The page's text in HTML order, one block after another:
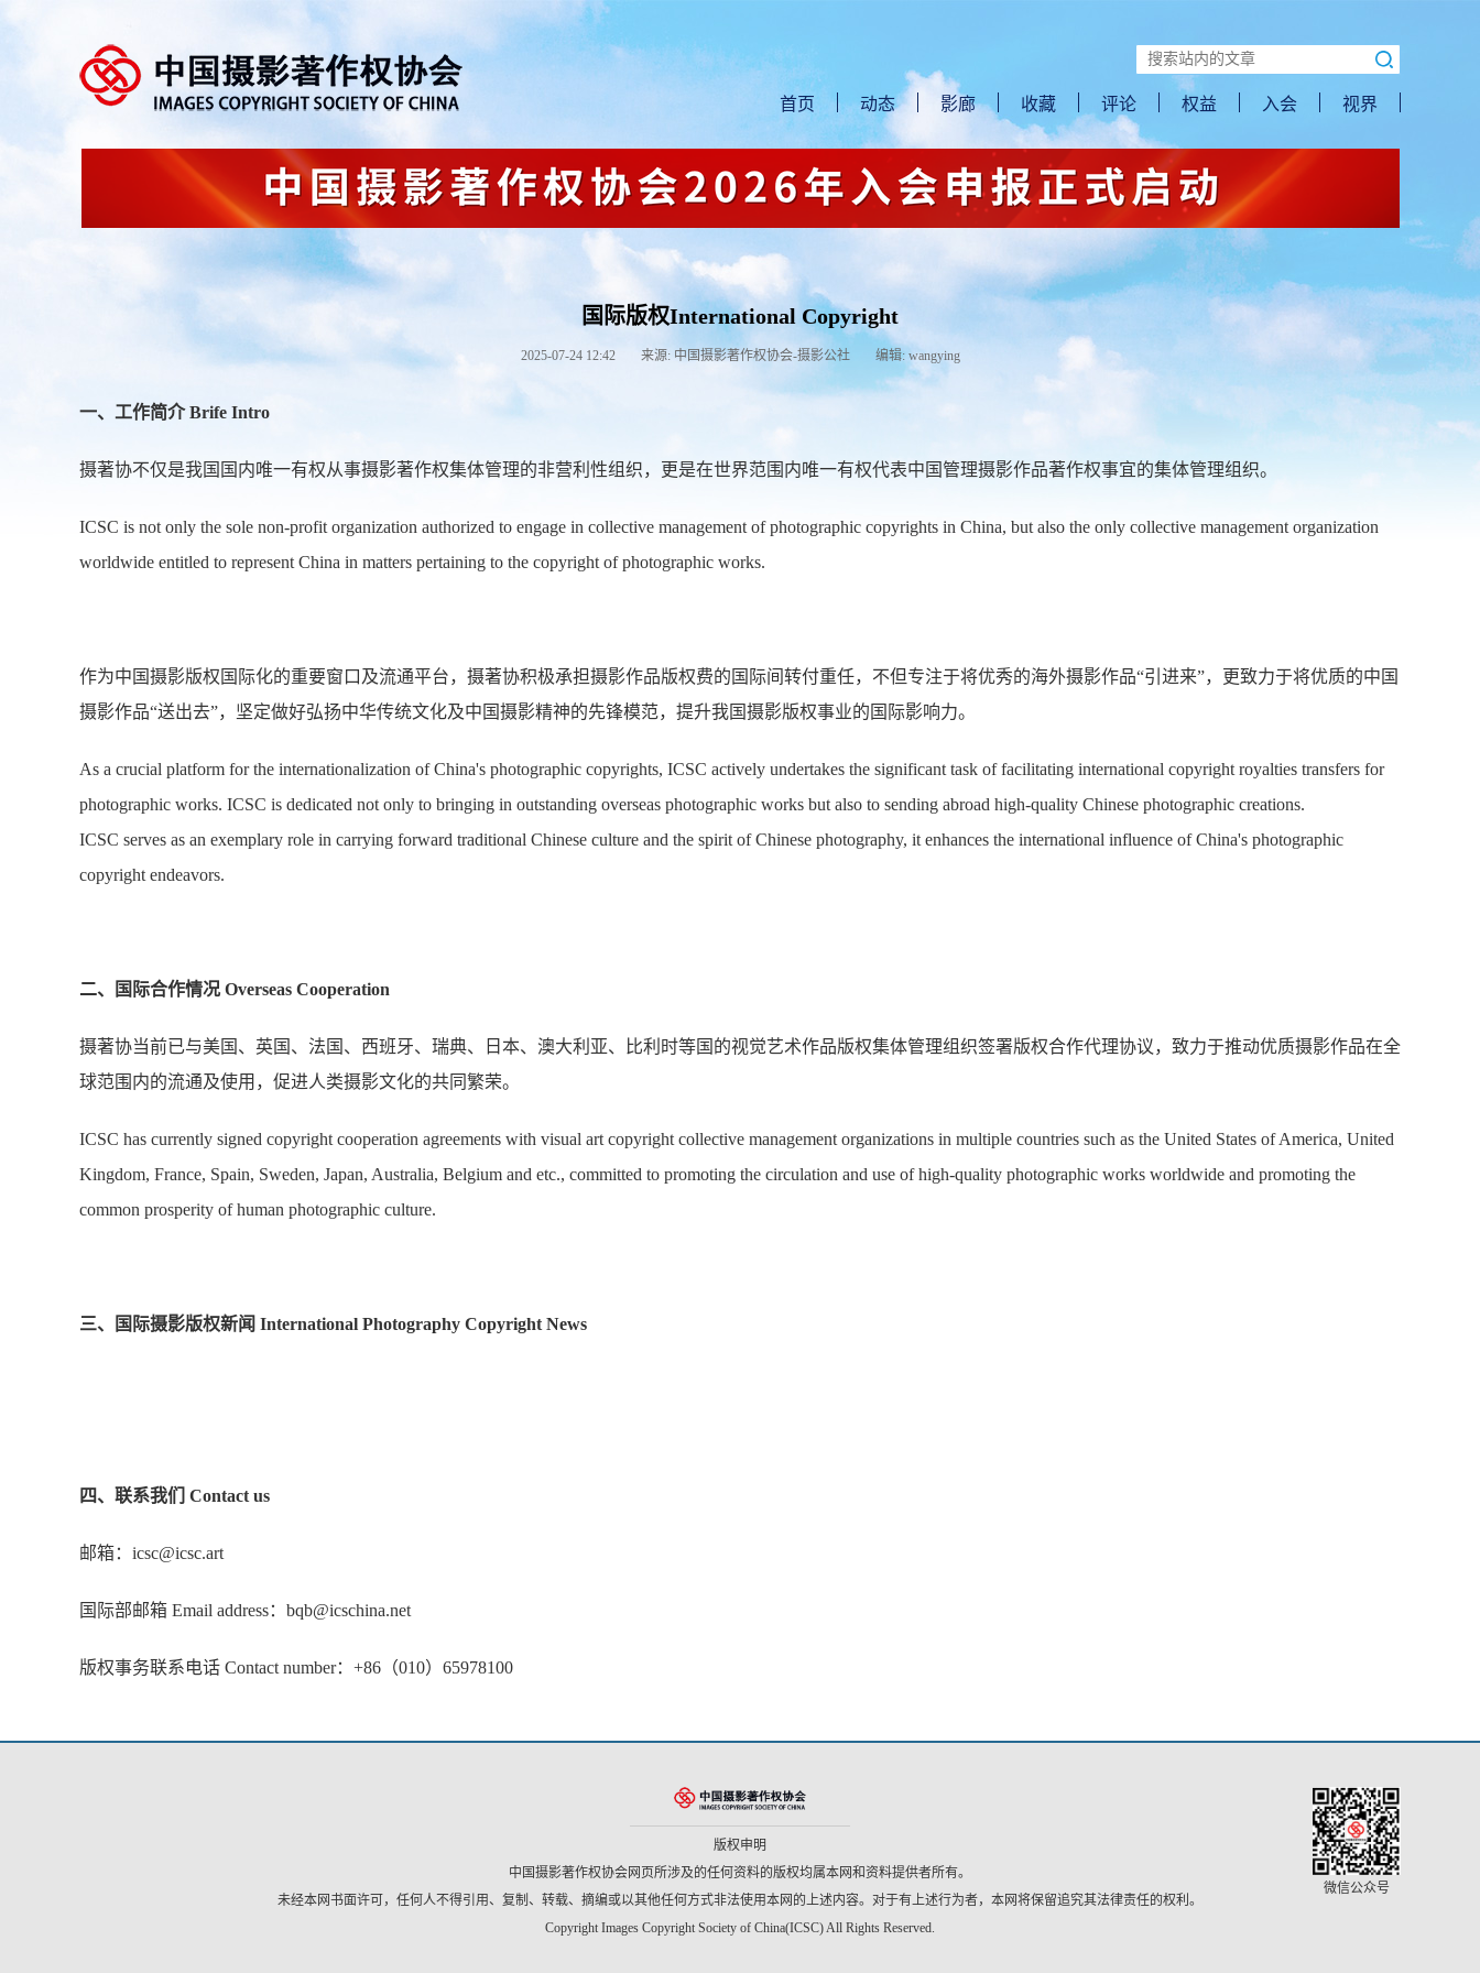
首页 动态 影廊 收藏 评论 权益 入会 视界
国际版权International Copyright
2025-07-24 12:42 来源: 中国摄影著作权协会-摄影公社 编辑: wangying
一、工作简介 Brife Intro
摄著协不仅是我国国内唯一有权从事摄影著作权集体管理的非营利性组织，更是在世界范围内唯一有权代表中国管理摄影作品著作权事宜的集体管理组织。
ICSC is not only the sole non-profit organization authorized to engage in collective management of photographic copyrights in China, but also the only collective management organization
worldwide entitled to represent China in matters pertaining to the copyright of photographic works.
作为中国摄影版权国际化的重要窗口及流通平台，摄著协积极承担摄影作品版权费的国际间转付重任，不但专注于将优秀的海外摄影作品“引进来”，更致力于将优质的中国
摄影作品“送出去”，坚定做好弘扬中华传统文化及中国摄影精神的先锋模范，提升我国摄影版权事业的国际影响力。
As a crucial platform for the internationalization of China's photographic copyrights, ICSC actively undertakes the significant task of facilitating international copyright royalties transfers for
photographic works. ICSC is dedicated not only to bringing in outstanding overseas photographic works but also to sending abroad high-quality Chinese photographic creations.
ICSC serves as an exemplary role in carrying forward traditional Chinese culture and the spirit of Chinese photography, it enhances the international influence of China's photographic
copyright endeavors.
二、国际合作情况 Overseas Cooperation
摄著协当前已与美国、英国、法国、西班牙、瑞典、日本、澳大利亚、比利时等国的视觉艺术作品版权集体管理组织签署版权合作代理协议，致力于推动优质摄影作品在全
球范围内的流通及使用，促进人类摄影文化的共同繁荣。
ICSC has currently signed copyright cooperation agreements with visual art copyright collective management organizations in multiple countries such as the United States of America, United
Kingdom, France, Spain, Sweden, Japan, Australia, Belgium and etc., committed to promoting the circulation and use of high-quality photographic works worldwide and promoting the
common prosperity of human photographic culture.
三、国际摄影版权新闻 International Photography Copyright News
四、联系我们 Contact us
邮箱：icsc@icsc.art
国际部邮箱 Email address：bqb@icschina.net
版权事务联系电话 Contact number：+86（010）65978100
版权申明
中国摄影著作权协会网页所涉及的任何资料的版权均属本网和资料提供者所有。
未经本网书面许可，任何人不得引用、复制、转载、摘编或以其他任何方式非法使用本网的上述内容。对于有上述行为者，本网将保留追究其法律责任的权利。
Copyright Images Copyright Society of China(ICSC) All Rights Reserved.
微信公众号